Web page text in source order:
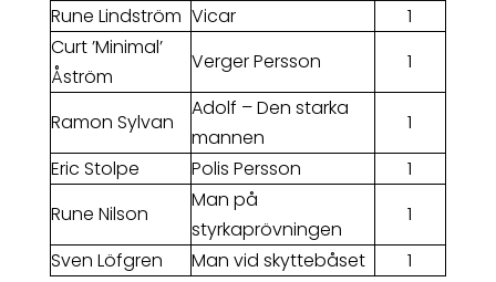
Rune Lindström Vicar
1
Curt ’Minimal’
Åström
Verger Persson 1
Ramon Sylvan
Adolf – Den starka
mannen
1
Eric Stolpe
Polis Persson
1
Rune Nilson
Man på
styrkaprövningen
1
Sven Löfgren
Man vid skyttebåset 1